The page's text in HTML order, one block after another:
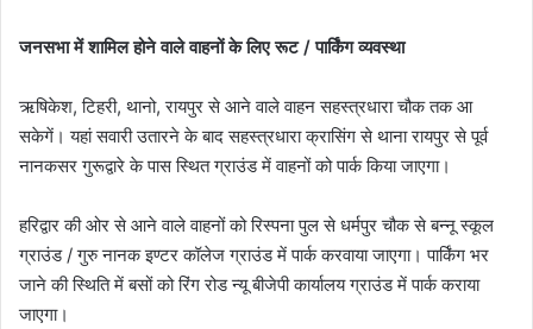
जनसभा में शामिल होने वाले वाहनों के लिए रूट / पार्किंग व्यवस्था
ऋषिकेश, टिहरी, थानो, रायपुर से आने वाले वाहन सहस्त्रधारा चौक तक आ
सकेगें। यहां सवारी उतारने के बाद सहस्त्रधारा क्रासिंग से थाना रायपुर से पूर्व
नानकसर गुरूद्वारे के पास स्थित ग्राउंड में वाहनों को पार्क किया जाएगा।
हरिद्वार की ओर से आने वाले वाहनों को रिस्पना पुल से धर्मपुर चौक से बन्नू स्कूल
ग्राउंड / गुरु नानक इण्टर कॉलेज ग्राउंड में पार्क करवाया जाएगा। पार्किंग भर
जाने की स्थिति में बसों को रिंग रोड न्यू बीजेपी कार्यालय ग्राउंड में पार्क कराया
जाएगा।